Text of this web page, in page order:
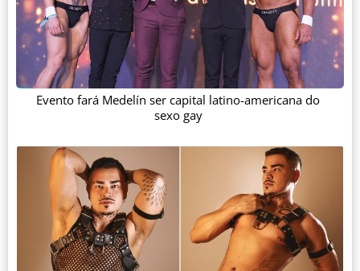
Evento fará Medelín ser capital latino-americana do
sexo gay